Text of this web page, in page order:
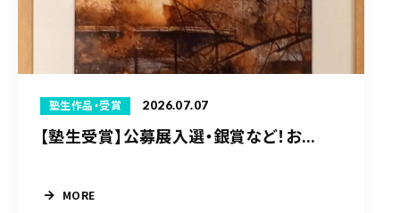
塾生作品・受賞 2026.07.07
【塾生受賞】公募展入選・銀賞など！お...
MORE